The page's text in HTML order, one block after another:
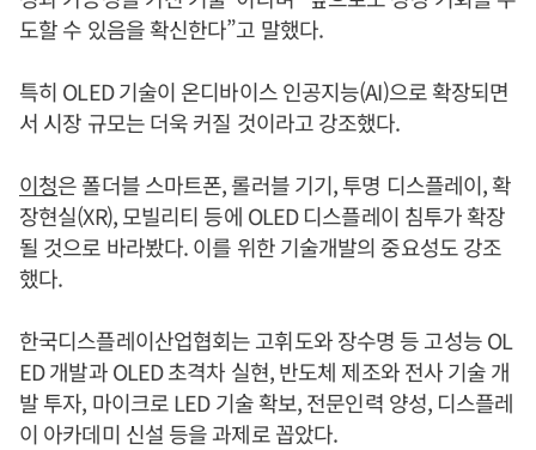
도할 수 있음을 확신한다”고 말했다.
특히 OLED 기술이 온디바이스 인공지능(AI)으로 확장되면
서 시장 규모는 더욱 커질 것이라고 강조했다.
이청은 폴더블 스마트폰, 롤러블 기기, 투명 디스플레이, 확
장현실(XR), 모빌리티 등에 OLED 디스플레이 침투가 확장
될 것으로 바라봤다. 이를 위한 기술개발의 중요성도 강조
했다.
한국디스플레이산업협회는 고휘도와 장수명 등 고성능 OL
ED 개발과 OLED 초격차 실현, 반도체 제조와 전사 기술 개
발 투자, 마이크로 LED 기술 확보, 전문인력 양성, 디스플레
이 아카데미 신설 등을 과제로 꼽았다.